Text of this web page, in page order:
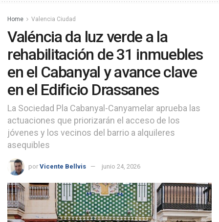
Home Valencia Ciudad
Valéncia da luz verde a la
rehabilitación de 31 inmuebles
en el Cabanyal y avance clave
en el Edificio Drassanes
La Sociedad Pla Cabanyal-Canyamelar aprueba las
actuaciones que priorizarán el acceso de los
jóvenes y los vecinos del barrio a alquileres
asequibles
por Vicente Bellvis junio 24, 2026